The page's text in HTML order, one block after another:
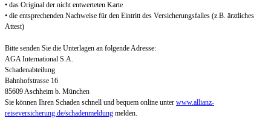
• das Original der nicht entwerteten Karte
• die entsprechenden Nachweise für den Eintritt des Versicherungsfalles (z.B. ärztliches
Attest)
Bitte senden Sie die Unterlagen an folgende Adresse:
AGA International S.A.
Schadenabteilung
Bahnhofstrasse 16
85609 Aschheim b. München
Sie können Ihren Schaden schnell und bequem online unter www.allianz-
reiseversicherung.de/schadenmeldung melden.